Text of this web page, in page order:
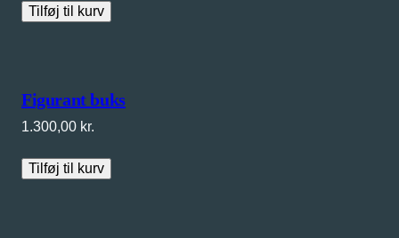
Tilføj til kurv
Figurant buks
1.300,00 kr.
Tilføj til kurv